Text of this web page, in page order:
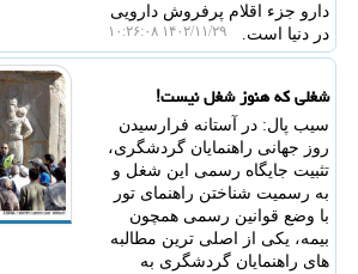
دارو جزء اقلام پرفروش دارویی
در دنیا است.
۱۴۰۲/۱۱/۲۹ ۱۰:۲۶:۰۸
شغلی که هنوز شغل نیست!
سیب پال: در آستانه فرارسیدن
روز جهانی راهنمایان گردشگری،
تثبیت جایگاه رسمی این شغل و
به رسمیت شناختن راهنمای تور
با وضع قوانین رسمی همچون
بیمه، یکی از اصلی ترین مطالبه
های راهنمایان گردشگری به